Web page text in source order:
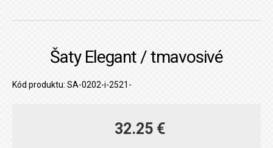
Šaty Elegant / tmavosivé
Kód produktu: SA-0202-i-2521-
32.25 €